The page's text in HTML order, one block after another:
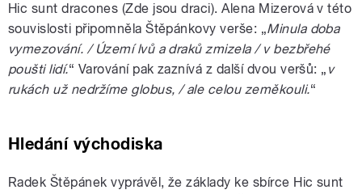
Hic sunt dracones (Zde jsou draci). Alena Mizerová v této
souvislosti připomněla Štěpánkovy verše: „Minula doba
vymezování. / Území lvů a draků zmizela / v bezbřehé
poušti lidí.“ Varování pak zaznívá z další dvou veršů: „ v
rukách už nedržíme globus, / ale celou zeměkouli.“
Hledání východiska
Radek Štěpánek vyprávěl, že základy ke sbírce Hic sunt